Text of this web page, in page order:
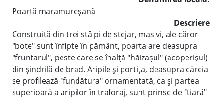
Poartă maramureşană
Descriere
Construită din trei stâlpi de stejar, masivi, ale căror
"bote" sunt înfipte în pământ, poarta are deasupra
"fruntarul", peste care se înalţă "hăizaşul" (acoperişul)
din şindrilă de brad. Aripile şi portiţa, deasupra căreia
se profilează "fundătura" ornamentată, ca şi partea
superioară a aripilor în traforaj, sunt prinse de "tiară"